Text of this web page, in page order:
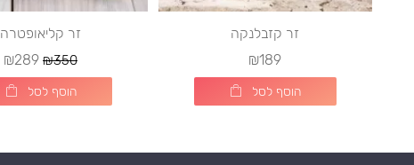
זר קזבלנקה
₪189
הוסף לסל
זר קליאופטרה
₪350
₪289
הוסף לסל